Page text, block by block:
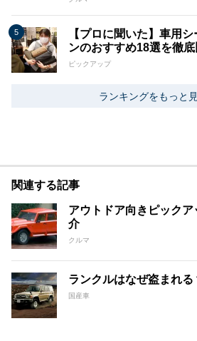
【プロに聞いた】車用
ンのおすすめ18選を徹
ピックアップ
ランキングをもっと
関連する記事
アウトドア向きピック
介
クルマ
ランクルはなぜ盗まれ
国産車